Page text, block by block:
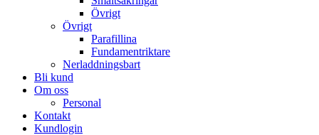
Övrigt
Övrigt
Parafillina
Fundamentriktare
Nerladdningsbart
Bli kund
Om oss
Personal
Kontakt
Kundlogin